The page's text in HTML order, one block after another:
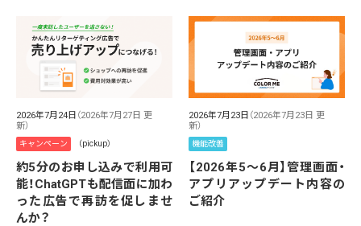
2026年7月24日 （2026年7月27日 更
新）
キャンペーン （pickup）
約5分のお申し込みで利用可
能！ChatGPTも配信面に加わ
った広告で再訪を促しませ
んか？
2026年7月23日 （2026年7月23日 更
新）
機能改善
【2026年5～6月】管理画面・
アプリアップデート内容の
ご紹介